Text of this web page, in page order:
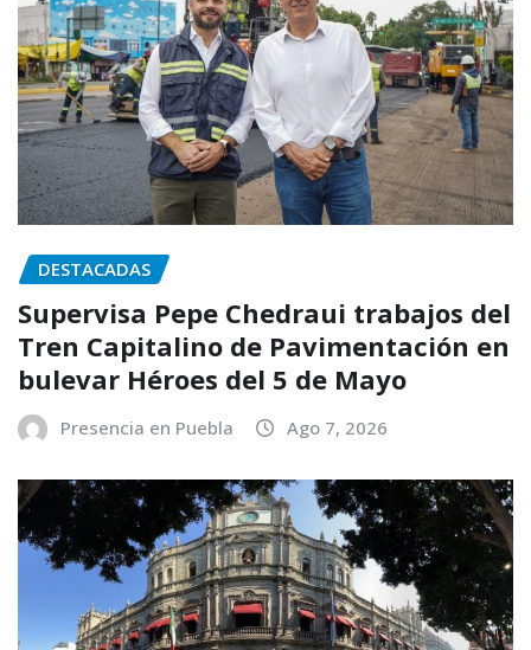
DESTACADAS
Supervisa Pepe Chedraui trabajos del
Tren Capitalino de Pavimentación en
bulevar Héroes del 5 de Mayo
Presencia en Puebla Ago 7, 2026